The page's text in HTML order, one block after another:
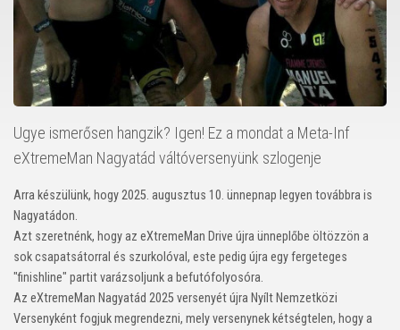
Ugye ismerősen hangzik? Igen! Ez a mondat a Meta-Inf
eXtremeMan Nagyatád váltóversenyünk szlogenje
Arra készülünk, hogy 2025. augusztus 10. ünnepnap legyen továbbra is
Nagyatádon.
Azt szeretnénk, hogy az eXtremeMan Drive újra ünneplőbe öltözzön a
sok csapatsátorral és szurkolóval, este pedig újra egy fergeteges
"finishline" partit varázsoljunk a befutófolyosóra.
Az eXtremeMan Nagyatád 2025 versenyét újra Nyílt Nemzetközi
Versenyként fogjuk megrendezni, mely versenynek kétségtelen, hogy a